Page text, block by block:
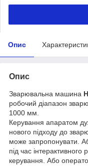
Опис
Опис
Зварювальна машина
робочий діапазон
1000 мм.
Керування апаратом
нового підходу до
може запропонувати.
під час
керування. Або